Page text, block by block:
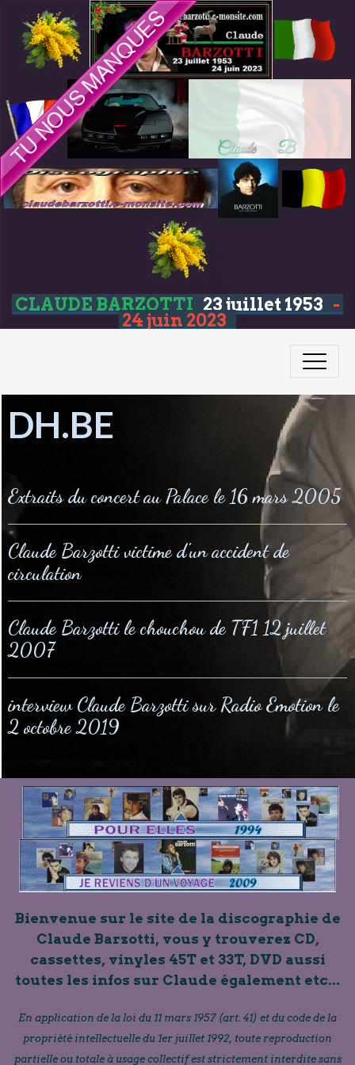
CLAUDE BARZOTTI 23 juillet 1953 -
24 juin 2023
DH.BE
Extraits du concert au Palace le 16 mars 2005
Claude Barzotti victime d'un accident de
circulation
Claude Barzotti le chouchou de TF1 12 juillet
2007
interview Claude Barzotti sur Radio Emotion le
2 octobre 2019
Bienvenue sur le site de la discographie de
Claude Barzotti, vous y trouverez CD,
cassettes, vinyles 45T et 33T, DVD aussi
toutes les infos sur Claude également etc...
En application de la loi du 11 mars 1957 (art. 41) et du code de la
propriété intellectuelle du 1er juillet 1992, toute reproduction
partielle ou totale à usage collectif est strictement interdite sans